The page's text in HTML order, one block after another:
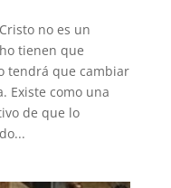
no es un
tienen que
tendrá que cambiar
Existe como una
de que lo